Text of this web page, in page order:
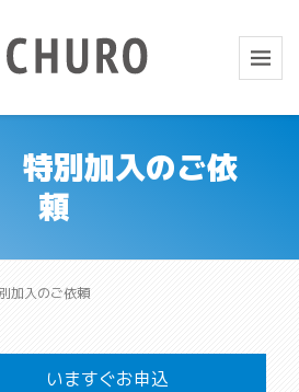
別加入のご依
頼
加入のご依頼
いますぐお申込